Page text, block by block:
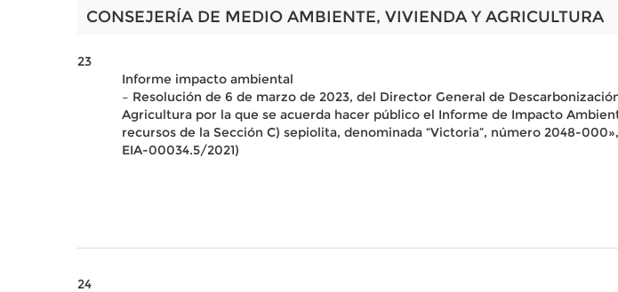
CONSEJERÍA DE MEDIO AMBIENTE, VIVIENDA Y AGRICULTURA
23
Informe impacto ambiental
– Resolución de 6 de marzo de 2023, del Director General de
Agricultura por la que se acuerda hacer público el Informe de Impacto
recursos de la Sección C) sepiolita, denominada “Victoria”, número 2048-
EIA-00034.5/2021)
24